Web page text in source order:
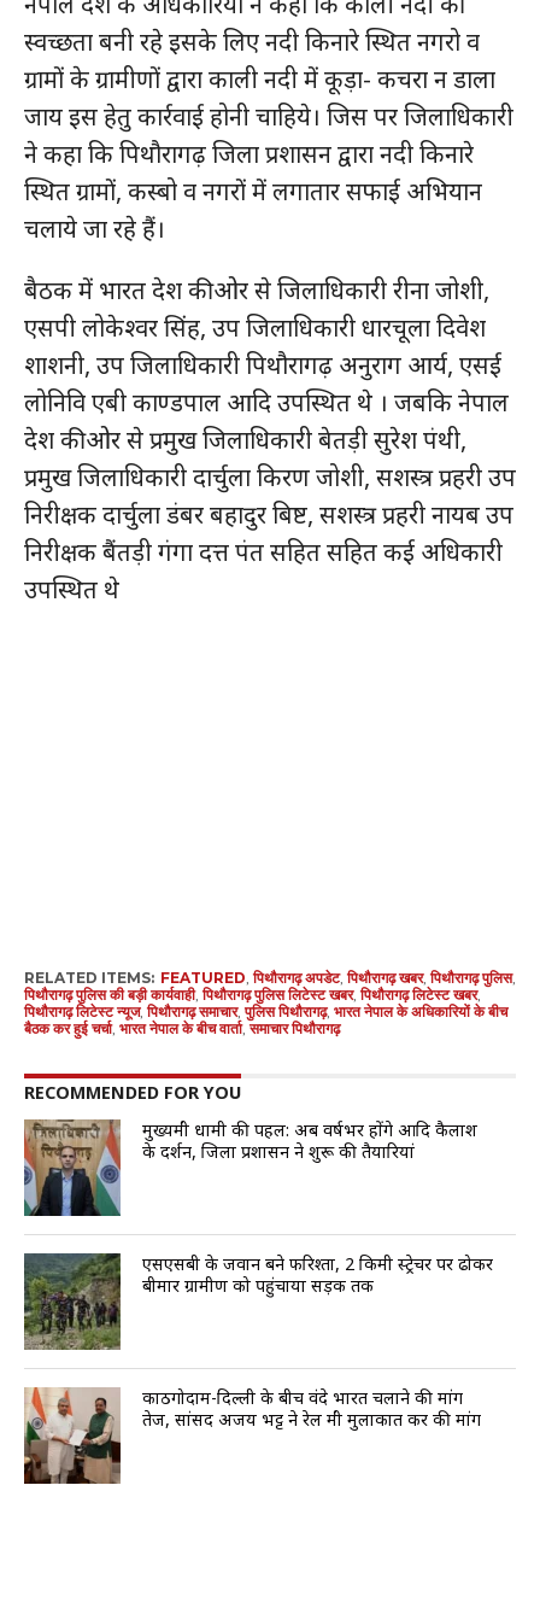
स्वच्छता बनी रहे इसके लिए नदी किनारे स्थित नगरो व
ग्रामों के ग्रामीणों द्वारा काली नदी में कूड़ा- कचरा न डाला
जाय इस हेतु कार्रवाई होनी चाहिये। जिस पर जिलाधिकारी
ने कहा कि पिथौरागढ़ जिला प्रशासन द्वारा नदी किनारे
स्थित ग्रामों, कस्बो व नगरों में लगातार सफाई अभियान
चलाये जा रहे हैं।
बैठक में भारत देश की ओर से जिलाधिकारी रीना जोशी,
एसपी लोकेश्वर सिंह, उप जिलाधिकारी धारचूला दिवेश
शाशनी, उप जिलाधिकारी पिथौरागढ़ अनुराग आर्य, एसई
लोनिवि एबी काण्डपाल आदि उपस्थित थे । जबकि नेपाल
देश की ओर से प्रमुख जिलाधिकारी बेतड़ी सुरेश पंथी,
प्रमुख जिलाधिकारी दार्चुला किरण जोशी, सशस्त्र प्रहरी उप
निरीक्षक दार्चुला डंबर बहादुर बिष्ट, सशस्त्र प्रहरी नायब उप
निरीक्षक बैंतड़ी गंगा दत्त पंत सहित सहित कई अधिकारी
उपस्थित थे
RELATED ITEMS: FEATURED,पिथौरागढ़ अपडेट,पिथौरागढ़ खबर,पिथौरागढ़ पुलिस,
पिथौरागढ़ पुलिस की बड़ी कार्यवाही,पिथौरागढ़ पुलिस लिटेस्ट खबर,पिथौरागढ़ लिटेस्ट खबर,
पिथौरागढ़ लिटेस्ट न्यूज,पिथौरागढ़ समाचार,पुलिस पिथौरागढ़, भारत नेपाल के अधिकारियों के बीच
बैठक कर हुई चर्चा, भारत नेपाल के बीच वार्ता,समाचार पिथौरागढ़
RECOMMENDED FOR YOU
मुख्यमंत्री धामी की पहल: अब वर्षभर होंगे आदि कैलाश
के दर्शन, जिला प्रशासन ने शुरू की तैयारियां
एसएसबी के जवान बने फरिश्ता, 2 किमी स्ट्रेचर पर ढोकर
बीमार ग्रामीण को पहुंचाया सड़क तक
काठगोदाम-दिल्ली के बीच वंदे भारत चलाने की मांग
तेज, सांसद अजय भट्ट ने रेल मंत्री मुलाकात कर की मांग